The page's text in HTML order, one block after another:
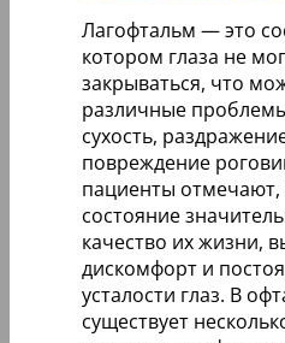
Лагофтальм — это
котором глаза не
закрываться, что
различные
сухость,
повреждение
пациенты отмечают,
состояние
качество их жизни,
дискомфорт и
усталости глаз. В
существует